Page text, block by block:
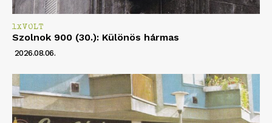
1XVOLT
Szolnok 900 (30.): Különös hármas
2026.08.06.